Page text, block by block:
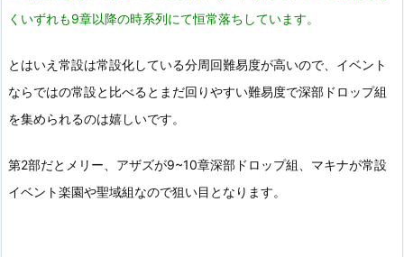
くいずれも9章以降の時系列にて恒常落ちしています。
とはいえ常設は常設化している分周回難易度が高いので、イベント
ならではの常設と比べるとまだ回りやすい難易度で深部ドロップ組
を集められるのは嬉しいです。
第2部だとメリー、アザズが9~10章深部ドロップ組、マキナが常設
イベント楽園や聖域組なので狙い目となります。